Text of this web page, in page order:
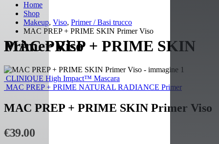
Home
Shop
Makeup, Viso, Primer / Basi trucco
MAC PREP + PRIME SKIN Primer Viso
MAC PREP + PRIME SKIN Primer Viso
CLINIQUE High Impact™ Mascara
MAC PREP + PRIME NATURAL RADIANCE Primer
MAC PREP + PRIME SKIN Primer Viso
€39.00